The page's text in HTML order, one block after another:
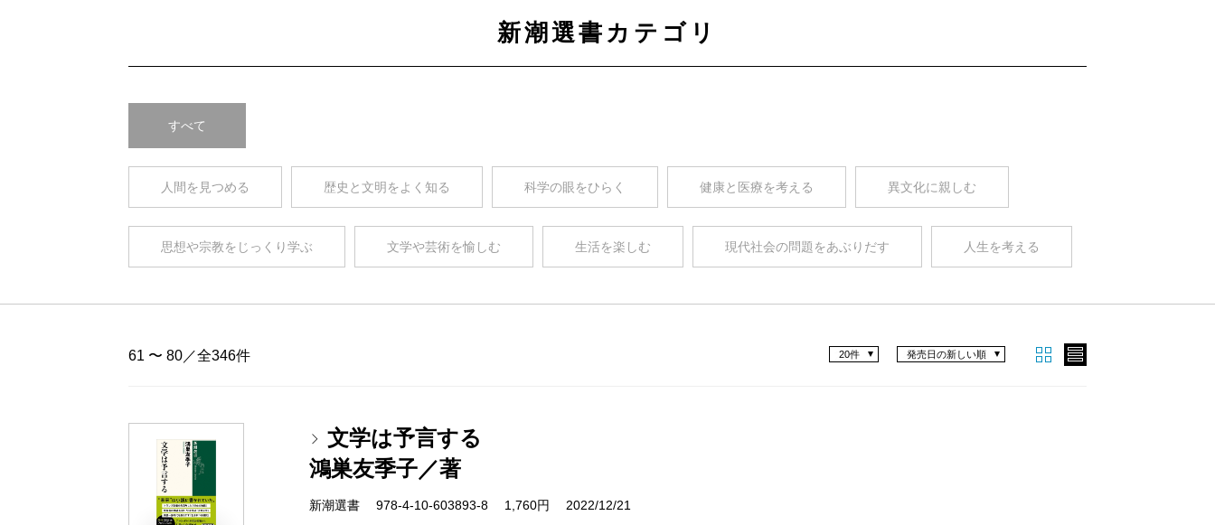
新潮選書カテゴリ
すべて
人間を見つめる 歴史と文明をよく知る 科学の眼をひらく 健康と医療を考える 異文化に親しむ
思想や宗教をじっくり学ぶ 文学や芸術を愉しむ 生活を楽しむ 現代社会の問題をあぶりだす 人生を考える
61 〜 80／全346件 発売日の新しい順
20件
文学は予言する
鴻巣友季子／著
新潮選書 978-4-10-603893-8 1,760円 2022/12/21